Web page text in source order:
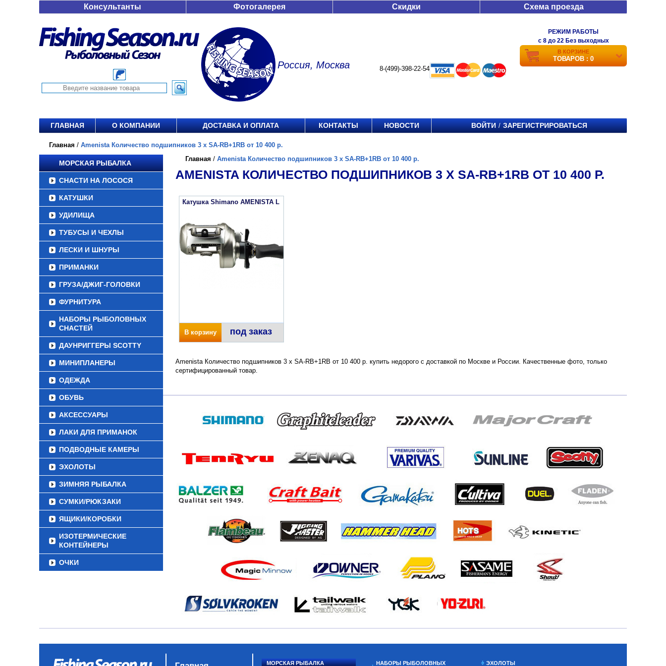
Консультанты Фотогалерея Скидки Схема проезда
Россия, Москва 8-(499)-398-22-54
РЕЖИМ РАБОТЫ
c 8 до 22 Без выходных
В КОРЗИНЕ
ТОВАРОВ : 0
ГЛАВНАЯ О КОМПАНИИ ДОСТАВКА И ОПЛАТА КОНТАКТЫ НОВОСТИ ВОЙТИ / ЗАРЕГИСТРИРОВАТЬСЯ
Главная / Amenista Количество подшипников 3 х SA-RB+1RB от 10 400 р.
МОРСКАЯ РЫБАЛКА
СНАСТИ НА ЛОСОСЯ
КАТУШКИ
УДИЛИЩА
ТУБУСЫ И ЧЕХЛЫ
ЛЕСКИ И ШНУРЫ
ПРИМАНКИ
ГРУЗА/ДЖИГ-ГОЛОВКИ
ФУРНИТУРА
НАБОРЫ РЫБОЛОВНЫХ
СНАСТЕЙ
ДАУНРИГГЕРЫ SCOTTY
МИНИПЛАНЕРЫ
ОДЕЖДА
ОБУВЬ
АКСЕССУАРЫ
ЛАКИ ДЛЯ ПРИМАНОК
ПОДВОДНЫЕ КАМЕРЫ
ЭХОЛОТЫ
ЗИМНЯЯ РЫБАЛКА
СУМКИ/РЮКЗАКИ
ЯЩИКИ/КОРОБКИ
ИЗОТЕРМИЧЕСКИЕ
КОНТЕЙНЕРЫ
ОЧКИ
Главная / Amenista Количество подшипников 3 х SA-RB+1RB от 10 400 р.
AMENISTA КОЛИЧЕСТВО ПОДШИПНИКОВ 3 Х SA-RB+1RB ОТ 10 400 Р.
Катушка Shimano AMENISTA L
В корзину под заказ
Amenista Количество подшипников 3 х SA-RB+1RB от 10 400 р. купить недорого с доставкой по Москве и России. Качественные фото, только
сертифицированный товар.
МОРСКАЯ РЫБАЛКА НАБОРЫ РЫБОЛОВНЫХ ЭХОЛОТЫ